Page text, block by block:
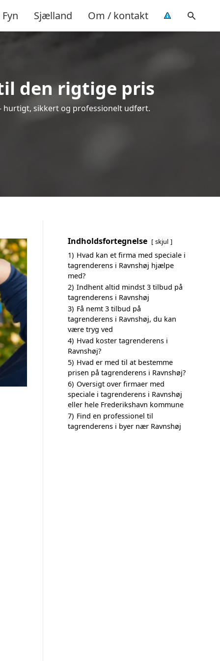
Fyn Sjælland Om / kontakt
den rigtige pris
hurtigt, sikkert og professionelt udført.
Indholdsfortegnelse skjul
1) Hvad kan et firma med speciale i
tagrenderens i Ravnshøj hjælpe
med?
2) Indhent altid mindst 3 tilbud på
tagrenderens i Ravnshøj
3) Få nemt 3 tilbud på
tagrenderens i Ravnshøj, du kan
være tryg ved
4) Hvad koster tagrenderens i
Ravnshøj?
5) Hvad er med til at bestemme
prisen på tagrenderens i Ravnshøj?
6) Oversigt over firmaer med
speciale i tagrenderens i Ravnshøj
eller hele Frederikshavn kommune
7) Find en professionel til
tagrenderens i byer nær Ravnshøj